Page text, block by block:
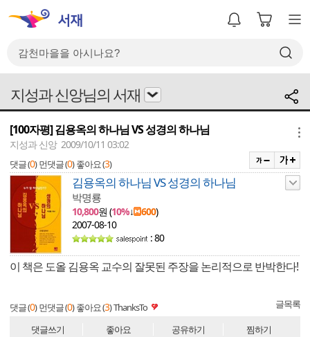
지성과 신앙님의 서재
[100자평] 김용옥의 하나님 VS 성경의 하나님
지성과 신앙 2009/10/11 03:02
댓글 (0) 먼댓글 (0) 좋아요 (3)
김용옥의 하나님 VS 성경의 하나님
박명룡
10,800원 (10%↓ 600)
2007-08-10
: 80
이 책은 도올 김용옥 교수의 잘못된 주장을 논리적으로 반박한다!
댓글 (0) 먼댓글 (0) 좋아요 (3)ThanksTo 글목록
댓글쓰기 좋아요 공유하기 찜하기